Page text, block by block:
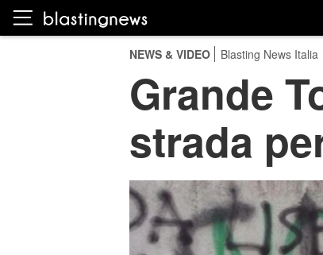
NEWS & VIDEO Blasting News Italia
Grande
strada